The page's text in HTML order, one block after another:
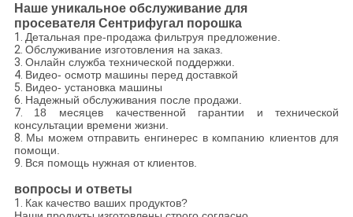
Наше уникальное обслуживание для
просевателя Сентрифугал порошка
1. Детальная пре-продажа фильтруя предложение.
2. Обслуживание изготовления на заказ.
3. Онлайн служба технической поддержки.
4. Видео- осмотр машины перед доставкой
5. Видео- установка машины
6. Надежный обслуживания после продажи.
7. 18 месяцев качественной гарантии и технической
консультации времени жизни.
8. Мы можем отправить енгинерес в компанию клиентов для
помощи.
9. Вся помощь нужная от клиентов.
вопросы и ответы
1. Как качество ваших продуктов?